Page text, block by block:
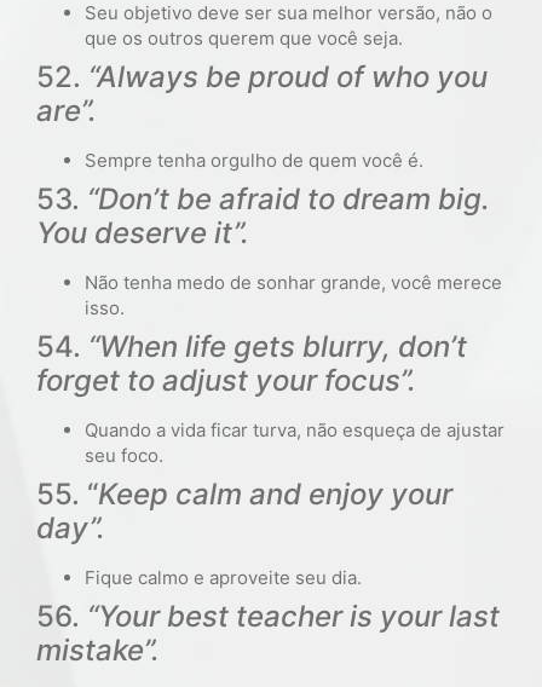
Seu objetivo deve ser sua melhor versão, não o
que os outros querem que você seja.
52. “Always be proud of who you
are”.
Sempre tenha orgulho de quem você é.
53. “Don’t be afraid to dream big.
You deserve it”.
Não tenha medo de sonhar grande, você merece
isso.
54. “When life gets blurry, don’t
forget to adjust your focus”.
Quando a vida ficar turva, não esqueça de ajustar
seu foco.
55. “Keep calm and enjoy your
day”.
Fique calmo e aproveite seu dia.
56. “Your best teacher is your last
mistake”.